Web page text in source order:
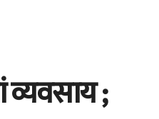
व्यवसाय ;